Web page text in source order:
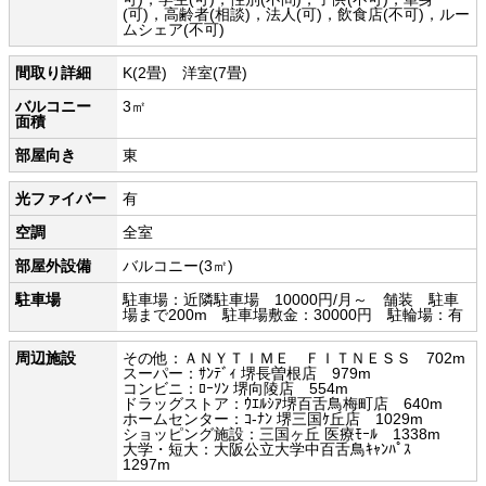
(可)，高齢者(相談)，法人(可)，飲食店(不可)，ルー
ムシェア(不可)
間取り詳細
K(2畳) 洋室(7畳)
バルコニー
面積
3㎡
部屋向き 東
光ファイバー
有
空調
全室
部屋外設備
バルコニー(3㎡)
駐車場
駐車場：近隣駐車場 10000円/月～ 舗装 駐車
場まで200m 駐車場敷金：30000円 駐輪場：有
周辺施設
その他：ＡＮＹＴＩＭＥ ＦＩＴＮＥＳＳ 702m
スーパー：ｻﾝﾃﾞｨ 堺長曽根店 979m
コンビニ：ﾛｰｿﾝ 堺向陵店 554m
ドラッグストア：ｳｴﾙｼｱ堺百舌鳥梅町店 640m
ホームセンター：ｺ-ﾅﾝ 堺三国ｹ丘店 1029m
ショッピング施設：三国ヶ丘 医療ﾓｰﾙ 1338m
大学・短大：大阪公立大学中百舌鳥ｷｬﾝﾊﾟｽ
1297m